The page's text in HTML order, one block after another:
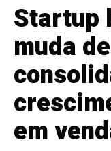
Startup
muda
em